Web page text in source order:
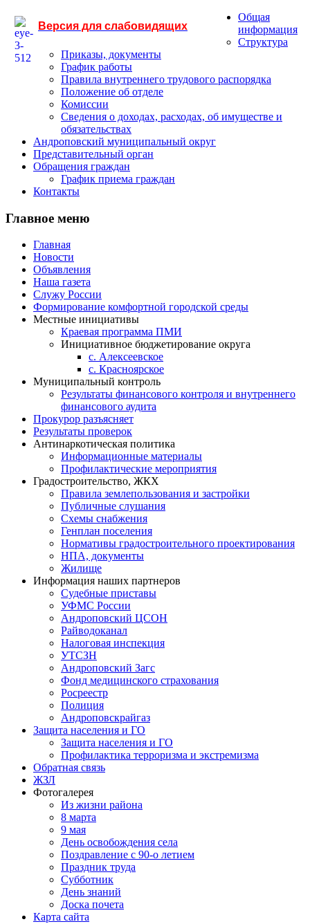
Версия для слабовидящих
Общая
информация
Структура
Приказы, документы
График работы
Правила внутреннего трудового распорядка
Положение об отделе
Комиссии
Сведения о доходах, расходах, об имуществе и
обязательствах
Андроповский муниципальный округ
Представительный орган
Обращения граждан
График приема граждан
Контакты
Главное меню
Главная
Новости
Объявления
Наша газета
Служу России
Формирование комфортной городской среды
Местные инициативы
Краевая программа ПМИ
Инициативное бюджетирование округа
с. Алексеевское
с. Красноярское
Муниципальный контроль
Результаты финансового контроля и внутреннего
финансового аудита
Прокурор разъясняет
Результаты проверок
Антинаркотическая политика
Информационные материалы
Профилактические мероприятия
Градостроительство, ЖКХ
Правила землепользования и застройки
Публичные слушания
Схемы снабжения
Генплан поселения
Нормативы градостроительного проектирования
НПА, документы
Жилище
Информация наших партнеров
Судебные приставы
УФМС России
Андроповский ЦСОН
Райводоканал
Налоговая инспекция
УТСЗН
Андроповский Загс
Фонд медицинского страхования
Росреестр
Полиция
Андроповскрайгаз
Защита населения и ГО
Защита населения и ГО
Профилактика терроризма и экстремизма
Обратная связь
ЖЗЛ
Фотогалерея
Из жизни района
8 марта
9 мая
День освобождения села
Поздравление с 90-о летием
Праздник труда
Субботник
День знаний
Доска почета
Карта сайта